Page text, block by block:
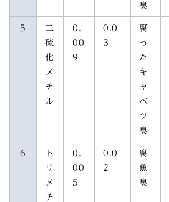
臭
5
二
硫
化
メ
チ
ル
0.
00
9
0.0
3
腐
っ
た
キ
ャ
ベ
ツ
臭
6
ト
リ
メ
チ
0.
00
5
0.0
2
腐
魚
臭